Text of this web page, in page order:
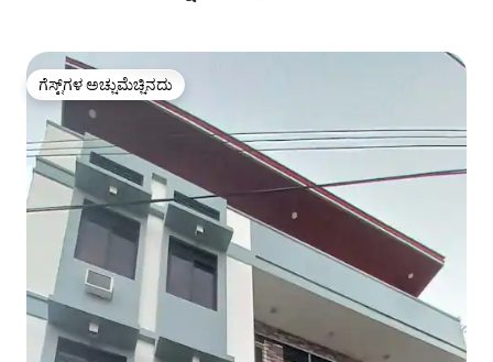
ಗೆಸ್ಟ್‌ಗಳ ಅಚ್ಚುಮೆಚ್ಚಿನದು
ಗೆಸ್ಟ್‌ಗಳ ಅಚ್ಚುಮೆಚ್ಚಿನದು